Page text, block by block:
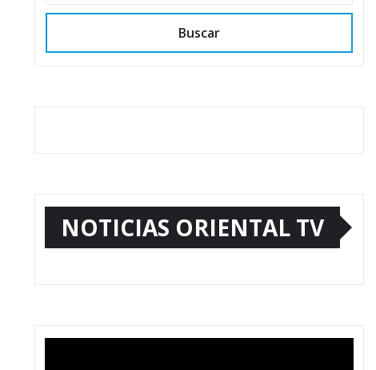
Buscar
NOTICIAS ORIENTAL TV